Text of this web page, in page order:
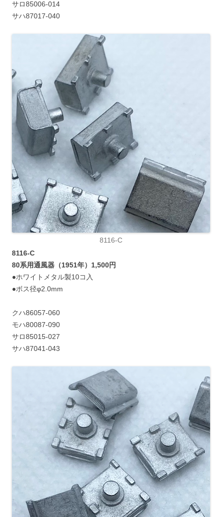
サロ85006-014
サハ87017-040
8116-C
8116-C
80系用通風器（1951年）1,500円
●ホワイトメタル製10コ入
●ボス径φ2.0mm
クハ86057-060
モハ80087-090
サロ85015-027
サハ87041-043